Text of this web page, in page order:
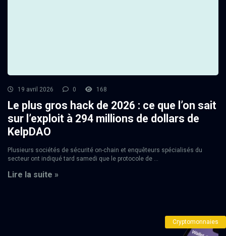
19 avril 2026 0 168
Le plus gros hack de 2026 : ce que l’on sait
sur l’exploit à 294 millions de dollars de
KelpDAO
Plusieurs sociétés de sécurité on-chain et enquêteurs spécialisés du
secteur ont indiqué tard samedi que le protocole de ...
Lire la suite »
Cryptomonnaies